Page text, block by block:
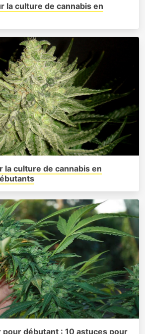
la culture de cannabis en
la culture de cannabis en
débutant : 10 astuces pour